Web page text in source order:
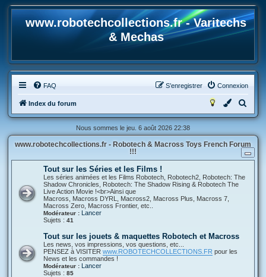
www.robotechcollections.fr - Varitechs
& Mechas
FAQ Connexion
S’enregistrer
Index du forum
e
h
e
Nous sommes le jeu. 6 août 2026 22:38
www.robotechcollections.fr - Robotech & Macross Toys French Forum
!!!
Tout sur les Séries et les Films !
Les séries animées et les Films Robotech, Robotech2, Robotech: The
Shadow Chronicles, Robotech: The Shadow Rising & Robotech The
Live Action Movie !<br>Ainsi que
Macross, Macross DYRL, Macross2, Macross Plus, Macross 7,
Macross Zero, Macross Frontier, etc..
Modérateur : Lancer
Sujets : 41
Tout sur les jouets & maquettes Robotech et Macross
Les news, vos impressions, vos questions, etc...
PENSEZ à VISITER www.ROBOTECHCOLLECTIONS.FR pour les
News et les commandes !
Modérateur : Lancer
Sujets : 85